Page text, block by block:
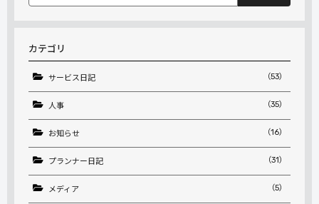
索:
カテゴリ
サービス日記 （53）
人事 （35）
お知らせ （16）
プランナー日記 （31）
メディア （5）